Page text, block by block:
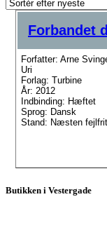
Forbandet
Forfatter: Arne
Uri
Forlag: Turbine
År: 2012
Indbinding: Hæftet
Sprog: Dansk
Stand: Næsten
Butikken i Vestergade